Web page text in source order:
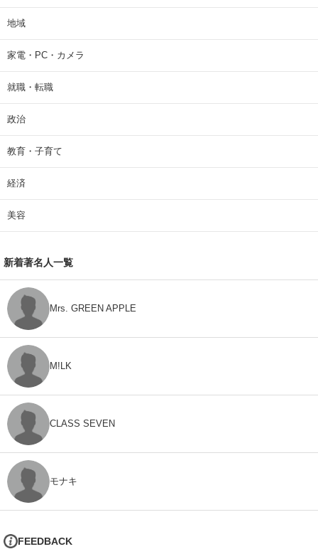
地域
家電・PC・カメラ
就職・転職
政治
教育・子育て
経済
美容
新着著名人一覧
Mrs. GREEN APPLE
M!LK
CLASS SEVEN
モナキ
FEEDBACK